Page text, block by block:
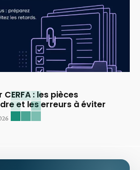
: les pièces
et les erreurs à éviter